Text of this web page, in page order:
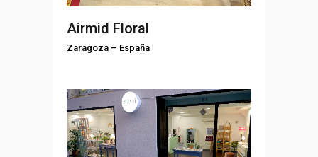
Airmid Floral
Zaragoza – España